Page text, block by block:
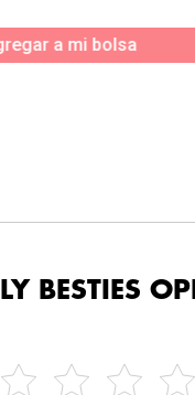
a mi bolsa
BESTIES